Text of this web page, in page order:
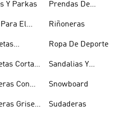
Y Parkas
El
Cortas
Con
Grises
Prendas De
Riñoneras
Ropa De Deporte
Sandalias Y
Snowboard
Sudaderas